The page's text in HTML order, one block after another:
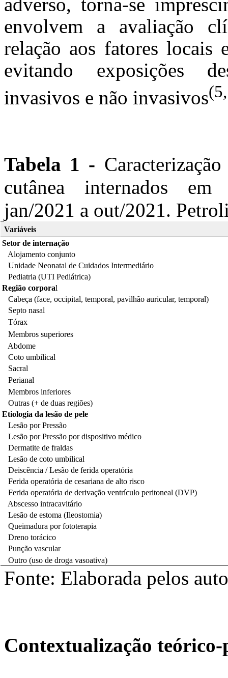
envolvem a avaliação
relação aos fatores locais
evitando exposições
invasivos e não invasivos
Tabela 1 -
cutânea internados
jan/2021 a out/2021.
Variáveis
Setor de internação
Alojamento conjunto
Unidade Neonatal de Cuidados Intermediário
Pediatria (UTI Pediátrica)
Região corporal
Cabeça (face, occipital, temporal, pavilhão auricular, temporal)
Septo nasal
Tórax
Membros superiores
Abdome
Coto umbilical
Sacral
Perianal
Membros inferiores
Outras (+ de duas regiões)
Etiologia da lesão de pele
Lesão por Pressão
Lesão por Pressão por dispositivo médico
Dermatite de fraldas
Lesão de coto umbilical
Deiscência / Lesão de ferida operatória
Ferida operatória de cesariana de alto risco
Ferida operatória de derivação ventrículo peritoneal (DVP)
Abscesso intracavitário
Lesão de estoma (Ileostomia)
Queimadura por fototerapia
Dreno torácico
Punção vascular
Outro (uso de droga vasoativa)
Fonte: Elaborada pelos
Contextualização